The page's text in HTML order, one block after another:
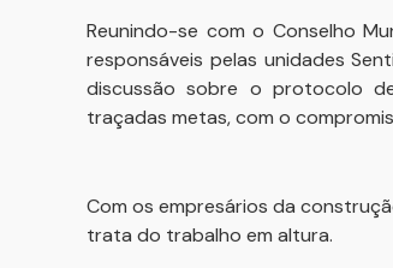
Reunindo-se com o Conselho
responsáveis pelas unidades
discussão sobre o protocolo
traçadas metas, com o
Com os empresários da
trata do trabalho em altura.